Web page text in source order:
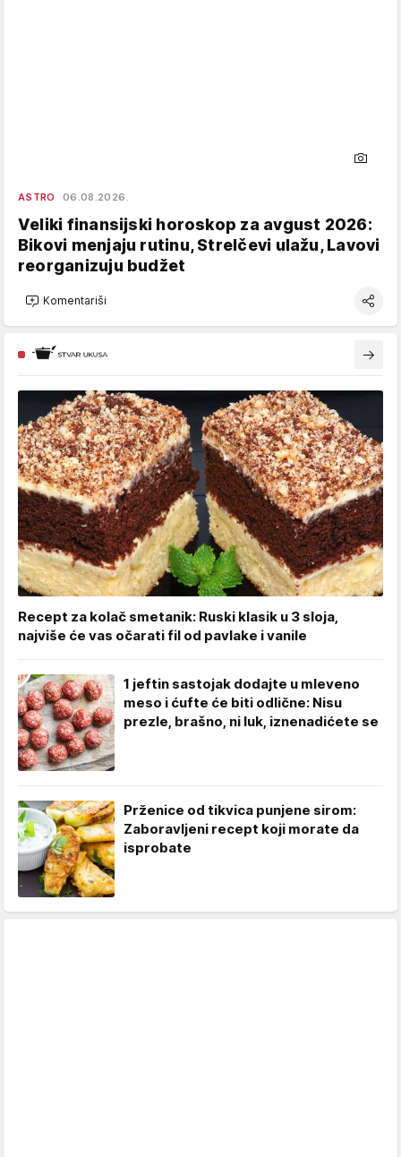
ASTRO 06.08.2026.
Veliki finansijski horoskop za avgust 2026:
Bikovi menjaju rutinu, Strelčevi ulažu, Lavovi
reorganizuju budžet
Komentariši
Recept za kolač smetanik: Ruski klasik u 3 sloja,
najviše će vas očarati fil od pavlake i vanile
1 jeftin sastojak dodajte u mleveno
meso i ćufte će biti odlične: Nisu
prezle, brašno, ni luk, iznenadićete se
Prženice od tikvica punjene sirom:
Zaboravljeni recept koji morate da
isprobate